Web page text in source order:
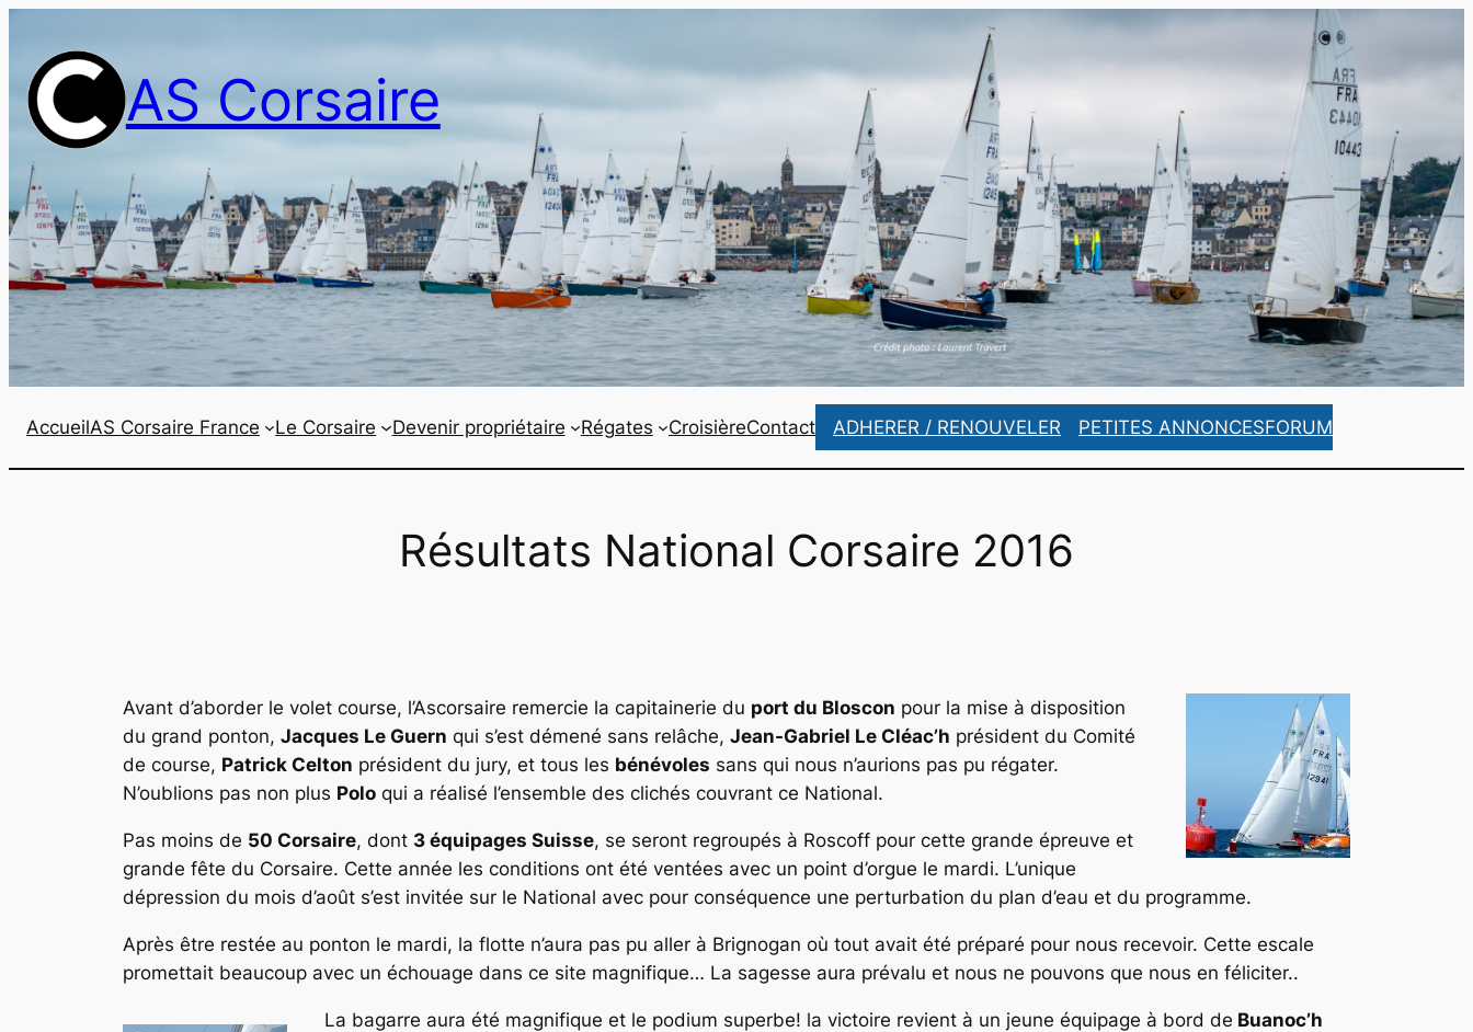
contenu
AS Corsaire
AccueilAS Corsaire France Le Corsaire Devenir propriétaire Régates CroisièreContact ADHERER / RENOUVELER PETITES ANNONCESFORUM
Résultats National Corsaire 2016
Avant d’aborder le volet course, l’Ascorsaire remercie la capitainerie du port du Bloscon pour la mise à disposition
du grand ponton, Jacques Le Guern qui s’est démené sans relâche, Jean-Gabriel Le Cléac’h président du Comité
de course, Patrick Celton président du jury, et tous les bénévoles sans qui nous n’aurions pas pu régater.
N’oublions pas non plus Polo qui a réalisé l’ensemble des clichés couvrant ce National.
Pas moins de 50 Corsaire, dont 3 équipages Suisse, se seront regroupés à Roscoff pour cette grande épreuve et
grande fête du Corsaire. Cette année les conditions ont été ventées avec un point d’orgue le mardi. L’unique
dépression du mois d’août s’est invitée sur le National avec pour conséquence une perturbation du plan d’eau et du programme.
Après être restée au ponton le mardi, la flotte n’aura pas pu aller à Brignogan où tout avait été préparé pour nous recevoir. Cette escale
promettait beaucoup avec un échouage dans ce site magnifique… La sagesse aura prévalu et nous ne pouvons que nous en féliciter..
La bagarre aura été magnifique et le podium superbe! la victoire revient à un jeune équipage à bord de Buanoc’h